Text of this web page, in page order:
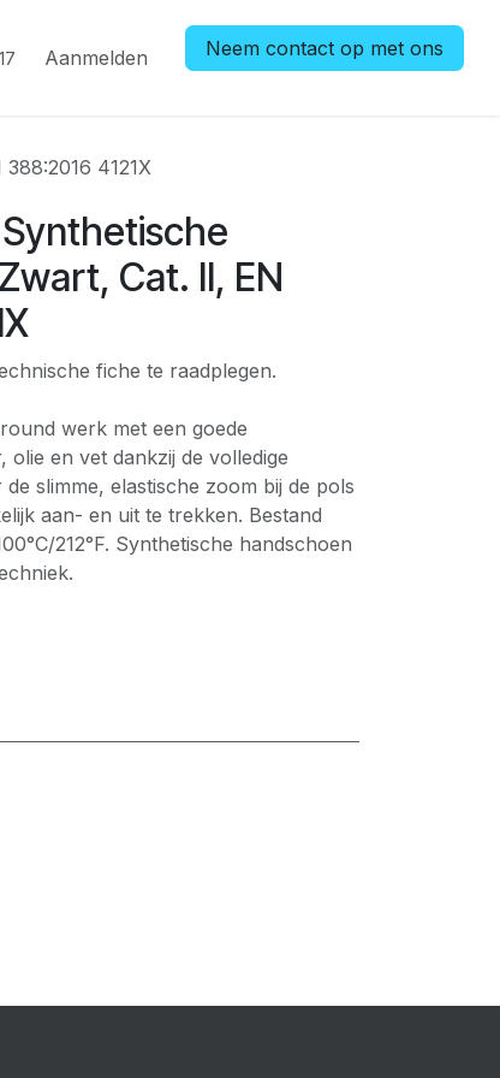
Aanmelden Neem contact op met ons
4121X
Cat. II, EN
fiche te raadplegen.
werk met een goede
olie en vet dankzij de volledige
slimme, elastische zoom bij de pols
aan- en uit te trekken. Bestand
212°F. Synthetische handschoen